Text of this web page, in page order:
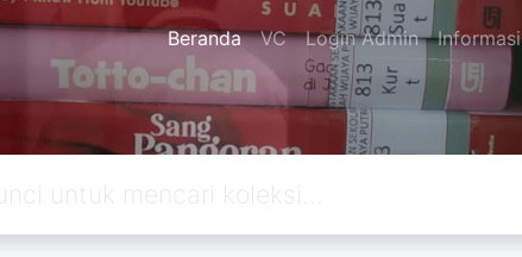
Beranda VC Login Admin Informasi